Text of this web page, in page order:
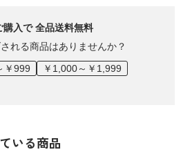
が移ることがあります。ご注意くだ
るため、サイズや形に多少の誤差が
あらかじめご了承ください。
色味が異なる場合がございますが、
入で 全品送料無料
れる商品はありませんか？
￥999
￥1,000～￥1,999
いる商品